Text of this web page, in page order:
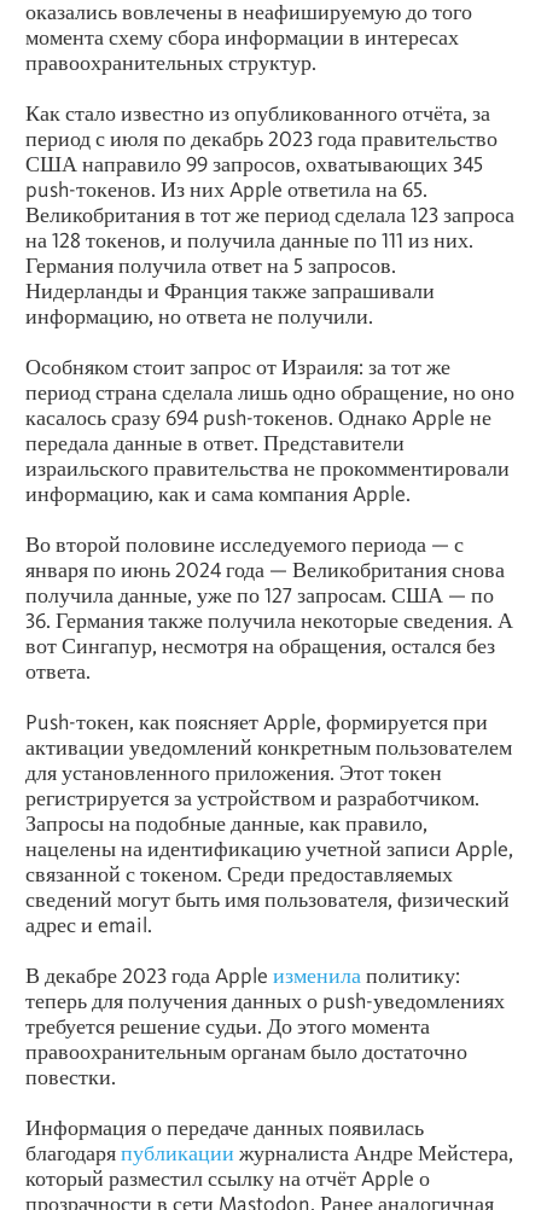
оказались вовлечены в неафишируемую до того
момента схему сбора информации в интересах
правоохранительных структур.
Как стало известно из опубликованного отчёта, за
период с июля по декабрь 2023 года правительство
США направило 99 запросов, охватывающих 345
push-токенов. Из них Apple ответила на 65.
Великобритания в тот же период сделала 123 запроса
на 128 токенов, и получила данные по 111 из них.
Германия получила ответ на 5 запросов.
Нидерланды и Франция также запрашивали
информацию, но ответа не получили.
Особняком стоит запрос от Израиля: за тот же
период страна сделала лишь одно обращение, но оно
касалось сразу 694 push-токенов. Однако Apple не
передала данные в ответ. Представители
израильского правительства не прокомментировали
информацию, как и сама компания Apple.
Во второй половине исследуемого периода — с
января по июнь 2024 года — Великобритания снова
получила данные, уже по 127 запросам. США — по
36. Германия также получила некоторые сведения. А
вот Сингапур, несмотря на обращения, остался без
ответа.
Push-токен, как поясняет Apple, формируется при
активации уведомлений конкретным пользователем
для установленного приложения. Этот токен
регистрируется за устройством и разработчиком.
Запросы на подобные данные, как правило,
нацелены на идентификацию учетной записи Apple,
связанной с токеном. Среди предоставляемых
сведений могут быть имя пользователя, физический
адрес и email.
В декабре 2023 года Apple изменила политику:
теперь для получения данных о push-уведомлениях
требуется решение судьи. До этого момента
правоохранительным органам было достаточно
повестки.
Информация о передаче данных появилась
благодаряпубликации журналиста Андре Мейстера,
который разместил ссылку на отчёт Apple о
прозрачности в сети Mastodon. Ранее аналогичная